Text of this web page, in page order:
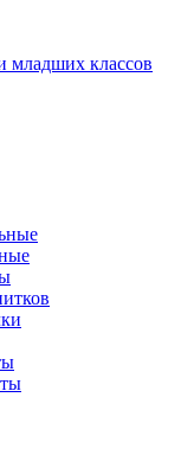
младших классов